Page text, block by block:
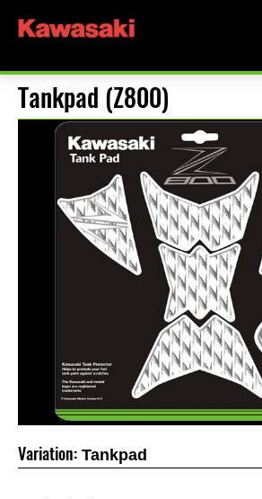
Tankpad (Z800)
Variation: Tankpad